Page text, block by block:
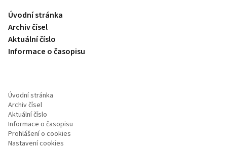
Úvodní stránka
Archiv čísel
Aktuální číslo
Informace o časopisu
Úvodní stránka
Archiv čísel
Aktuální číslo
Informace o časopisu
Prohlášení o cookies
Nastavení cookies